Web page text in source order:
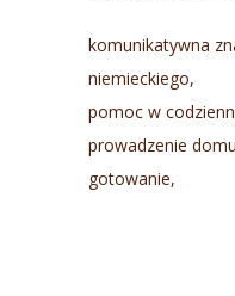
komunikatywna
niemieckiego,
pomoc w
prowadzenie
gotowanie,